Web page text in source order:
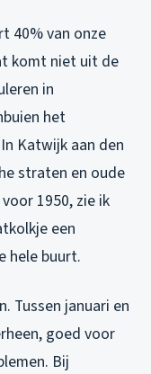
40% van onze
komt niet uit de
in
het
Katwijk aan den
straten en oude
1950, zie ik
een
hele buurt.
Tussen januari en
goed voor
Bij